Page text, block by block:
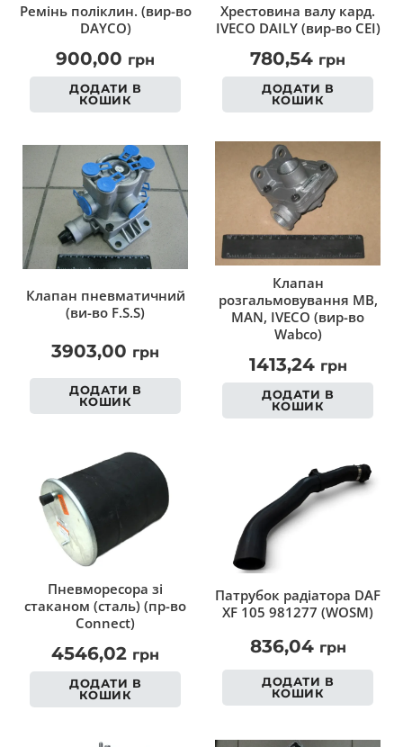
Ремінь поліклин. (вир-во
DAYCO)
900,00 грн
ДОДАТИ В
КОШИК
Хрестовина валу кард.
IVECO DAILY (вир-во CEI)
780,54 грн
ДОДАТИ В
КОШИК
Клапан пневматичний
(ви-во F.S.S)
3903,00 грн
ДОДАТИ В
КОШИК
Клапан
розгальмовування MB,
MAN, IVECO (вир-во
Wabco)
1413,24 грн
ДОДАТИ В
КОШИК
Пневморесора зі
стаканом (сталь) (пр-во
Connect)
4546,02 грн
ДОДАТИ В
КОШИК
Патрубок радіатора DAF
XF 105 981277 (WOSM)
836,04 грн
ДОДАТИ В
КОШИК